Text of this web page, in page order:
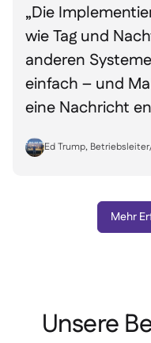
„Die
wie Tag und
anderen
einfach – und
eine Nachricht
Ed Trump, Betriebsleiter
Mehr
Unsere